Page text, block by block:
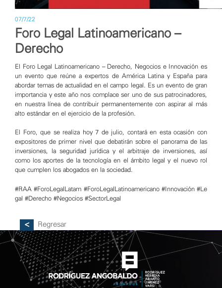
07/7/22
Foro Legal Latinoamericano –
Derecho
El Foro Legal Latinoamericano – Derecho, Negocios e Innovación es
un evento que reúne a expertos de América Latina y España para
abordar temas de actualidad en el campo legal. Es un evento de gran
importancia y este año nos complace ser uno de sus patrocinadores,
en nuestra línea de contribuir permanentemente con aspirar al más
alto estándar en el ejercicio de la profesión.
El Foro, que se realiza hoy 7 de julio, contará en esta ocasión con
expositores de primer nivel que debatirán sobre el panorama de las
inversiones, la seguridad jurídica y el arbitraje de inversiones, así
como los aportes de la tecnología en el ámbito legal y el nuevo rol
que cumplen los abogados en la sociedad.
#RAA #ForoLegalLatam #ForoLegalLatinoamericano #Innovación #Le
gal #Derecho #Negocios #SectorLegal
Regresar